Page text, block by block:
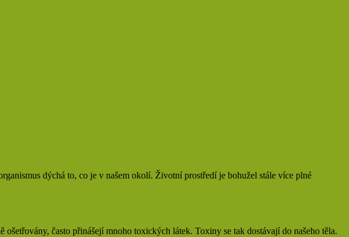
dýchá to, co je v našem okolí. Životní prostředí je bohužel stále více plné
často přinášejí mnoho toxických látek. Toxiny se tak dostávají do našeho těla.